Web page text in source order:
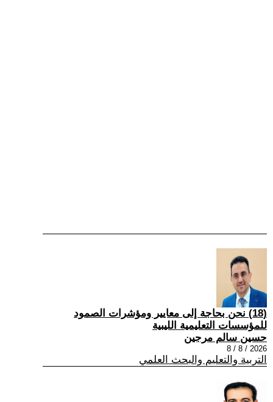
(18) نحن بحاجة إلى معايير ومؤشرات الصمود
للمؤسسات التعليمية الليبية
حسين سالم مرجين
2026 / 8 / 8
التربية والتعليم والبحث العلمي